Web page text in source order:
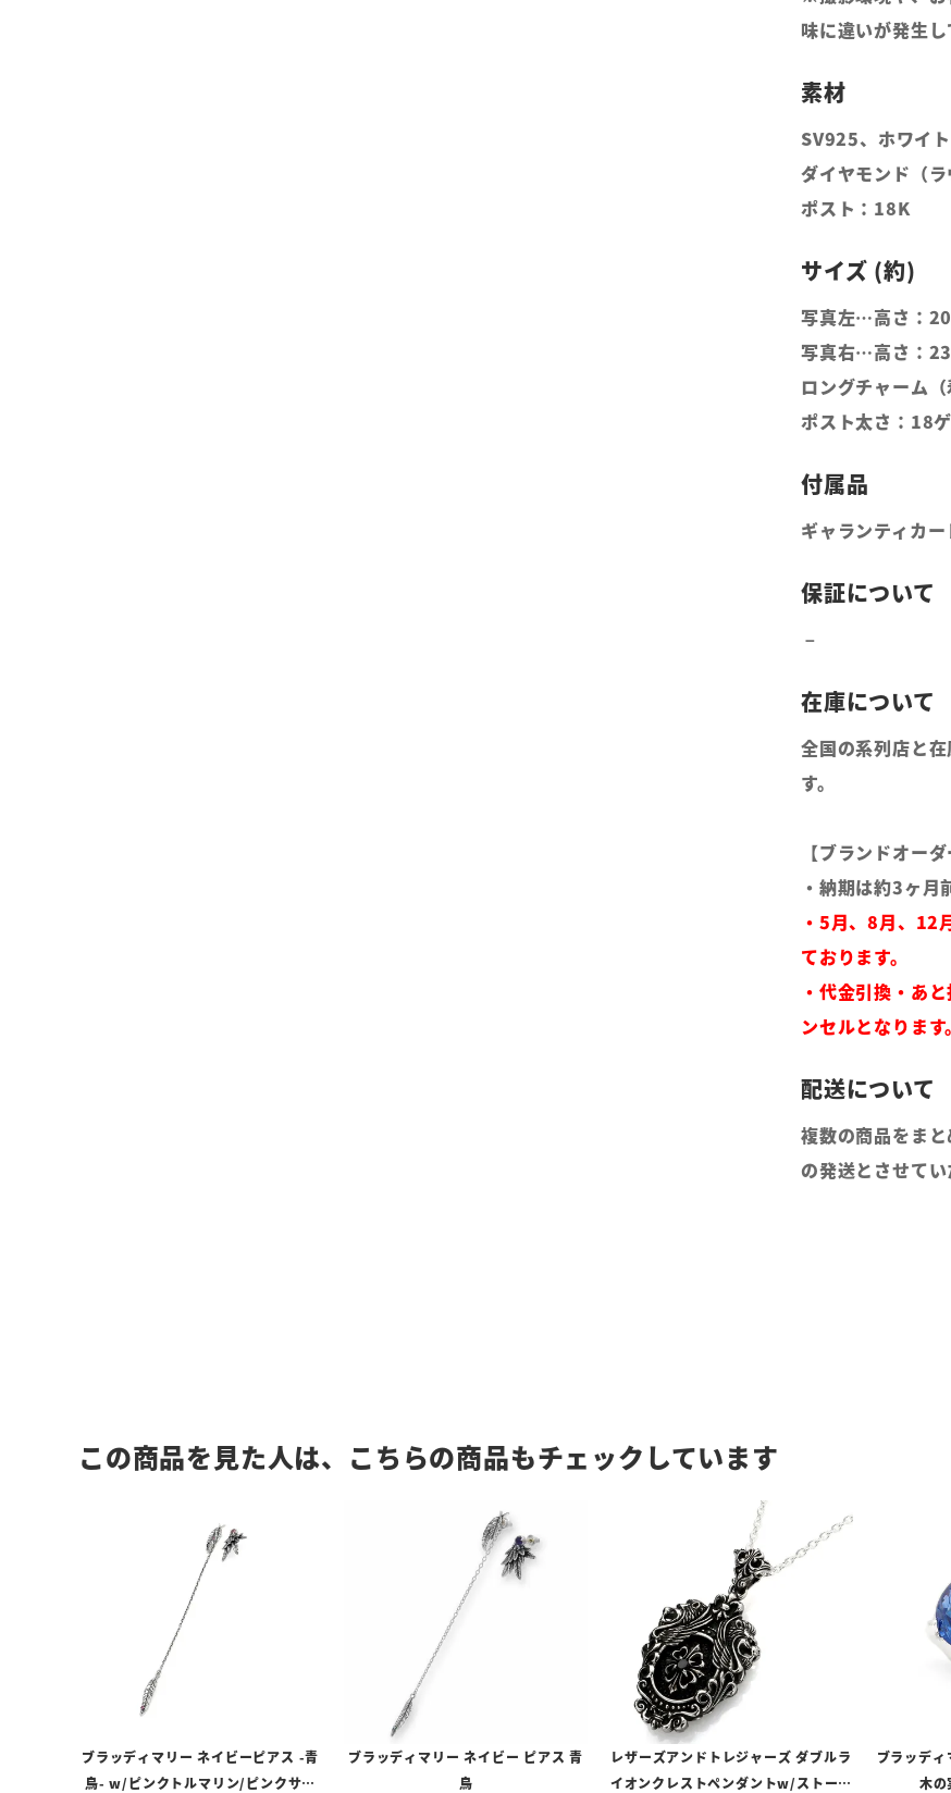
味に違いが発生し
SV925、ホワイ
ダイヤモンド（
ポスト：18K
写真左…高さ：
写真右…高さ：
ロングチャーム
ポスト太さ：18
ギャランティカ
全国の系列店と
す。
【ブランドオー
・納期は約3ヶ月
・5月、8月、12
ております。
・代金引換・あ
ンセルとなります。
複数の商品をま
の発送とさせてい
この商品を見た人は、こちらの商品もチェックしています
ブラッディマリー ネイビーピアス -青
鳥- w/ピンクトルマリン/ピンクサフ
ブラッディマリー ネイビー ピアス 青
鳥
レザーズアンドトレジャーズ ダブルラ
イオンクレストペンダントw/ストーン
ブラッデ
木